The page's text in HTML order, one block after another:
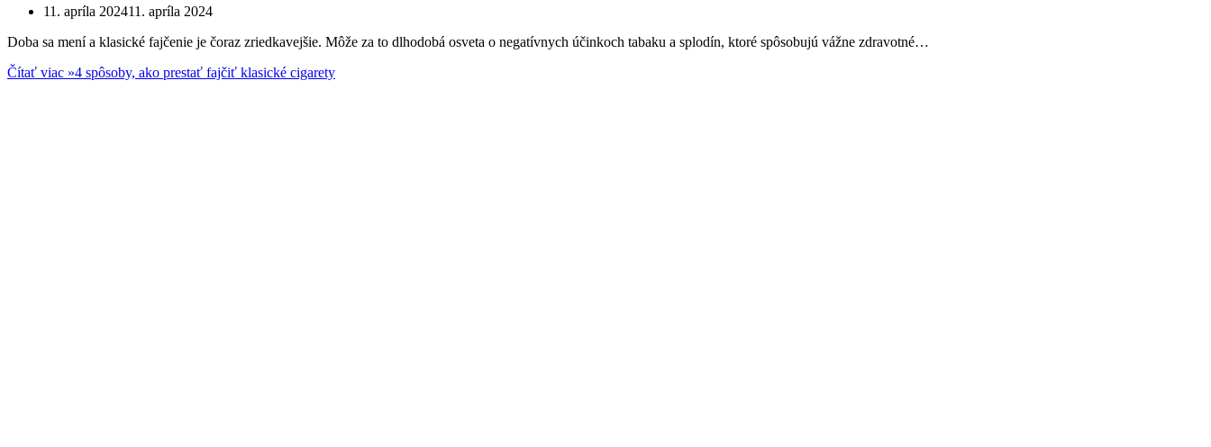
11. apríla 202411. apríla 2024
Doba sa mení a klasické fajčenie je čoraz zriedkavejšie. Môže za to dlhodobá osveta o negatívnych účinkoch tabaku a splodín, ktoré spôsobujú vážne zdravotné…
Čítať viac »4 spôsoby, ako prestať fajčiť klasické cigarety